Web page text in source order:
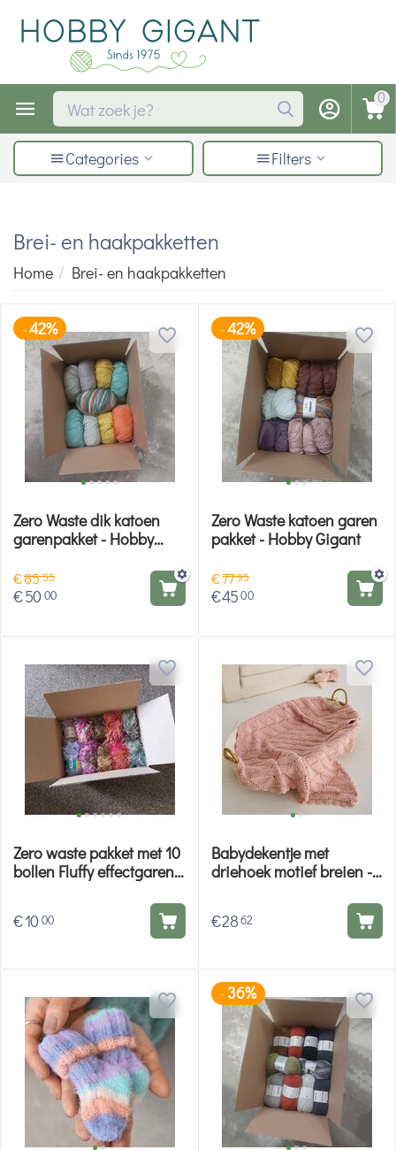
0
Categories Filters
Brei- en haakpakketten
Home / Brei- en haakpakketten
-42%
Zero Waste dik katoen
garenpakket - Hobby
€8555
€5000
-42%
Zero Waste katoen garen
pakket - Hobby Gigant
€7795
€4500
Zero waste pakket met 10
bollen Fluffy effectgaren -
€1000
Babydekentje met
driehoek motief breien -
€2862
- 36%